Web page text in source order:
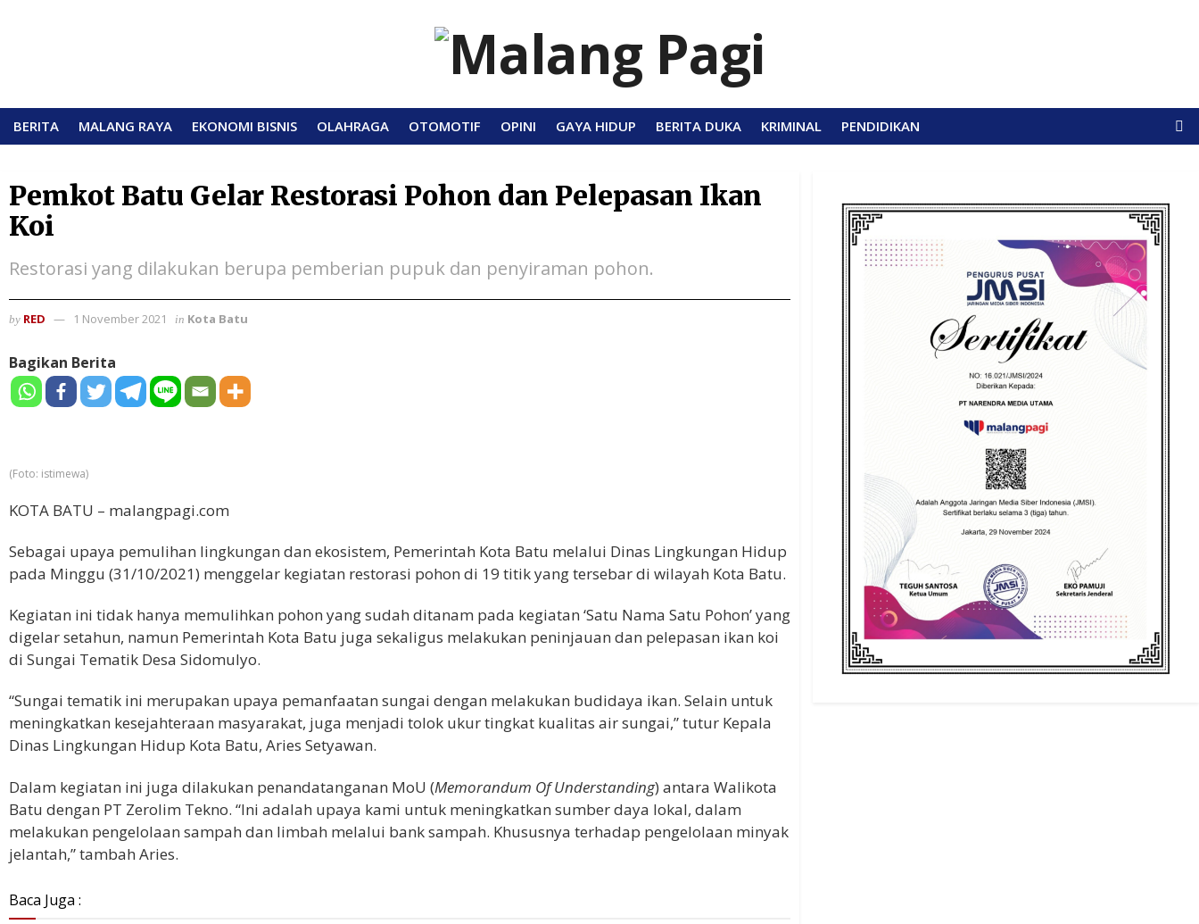
BERITA MALANG RAYA EKONOMI BISNIS OLAHRAGA OTOMOTIF OPINI GAYA HIDUP BERITA DUKA KRIMINAL PENDIDIKAN
Pemkot Batu Gelar Restorasi Pohon dan Pelepasan Ikan
Koi
Restorasi yang dilakukan berupa pemberian pupuk dan penyiraman pohon.
by RED 1 November 2021 in Kota Batu
Bagikan Berita
(Foto: istimewa)
KOTA BATU – malangpagi.com
Sebagai upaya pemulihan lingkungan dan ekosistem, Pemerintah Kota Batu melalui Dinas Lingkungan Hidup
pada Minggu (31/10/2021) menggelar kegiatan restorasi pohon di 19 titik yang tersebar di wilayah Kota Batu.
Kegiatan ini tidak hanya memulihkan pohon yang sudah ditanam pada kegiatan ‘Satu Nama Satu Pohon’ yang
digelar setahun, namun Pemerintah Kota Batu juga sekaligus melakukan peninjauan dan pelepasan ikan koi
di Sungai Tematik Desa Sidomulyo.
“Sungai tematik ini merupakan upaya pemanfaatan sungai dengan melakukan budidaya ikan. Selain untuk
meningkatkan kesejahteraan masyarakat, juga menjadi tolok ukur tingkat kualitas air sungai,” tutur Kepala
Dinas Lingkungan Hidup Kota Batu, Aries Setyawan.
Dalam kegiatan ini juga dilakukan penandatanganan MoU (Memorandum Of Understanding) antara Walikota
Batu dengan PT Zerolim Tekno. “Ini adalah upaya kami untuk meningkatkan sumber daya lokal, dalam
melakukan pengelolaan sampah dan limbah melalui bank sampah. Khususnya terhadap pengelolaan minyak
jelantah,” tambah Aries.
Baca Juga :